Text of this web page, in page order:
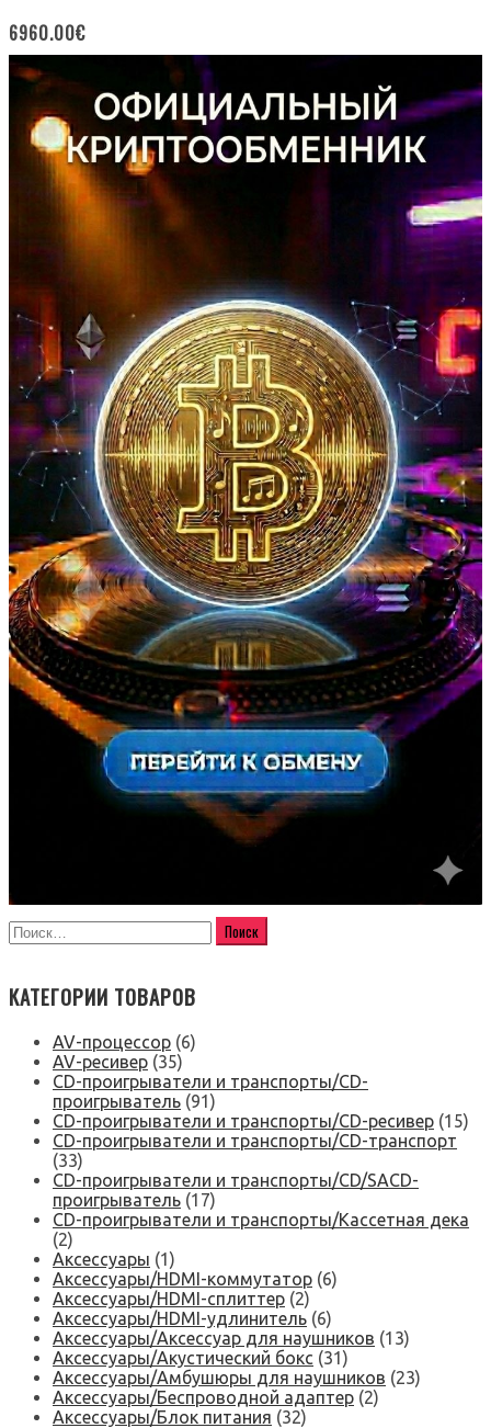
6960.00€
КАТЕГОРИИ ТОВАРОВ
AV-процессор (6)
AV-ресивер (35)
CD-проигрыватели и транспорты/CD-
проигрыватель (91)
CD-проигрыватели и транспорты/CD-ресивер (15)
CD-проигрыватели и транспорты/CD-транспорт
(33)
CD-проигрыватели и транспорты/CD/SACD-
проигрыватель (17)
CD-проигрыватели и транспорты/Кассетная дека
(2)
Аксессуары (1)
Аксессуары/HDMI-коммутатор (6)
Аксессуары/HDMI-сплиттер (2)
Аксессуары/HDMI-удлинитель (6)
Аксессуары/Аксессуар для наушников (13)
Аксессуары/Акустический бокс (31)
Аксессуары/Амбушюры для наушников (23)
Аксессуары/Беспроводной адаптер (2)
Аксессуары/Блок питания (32)